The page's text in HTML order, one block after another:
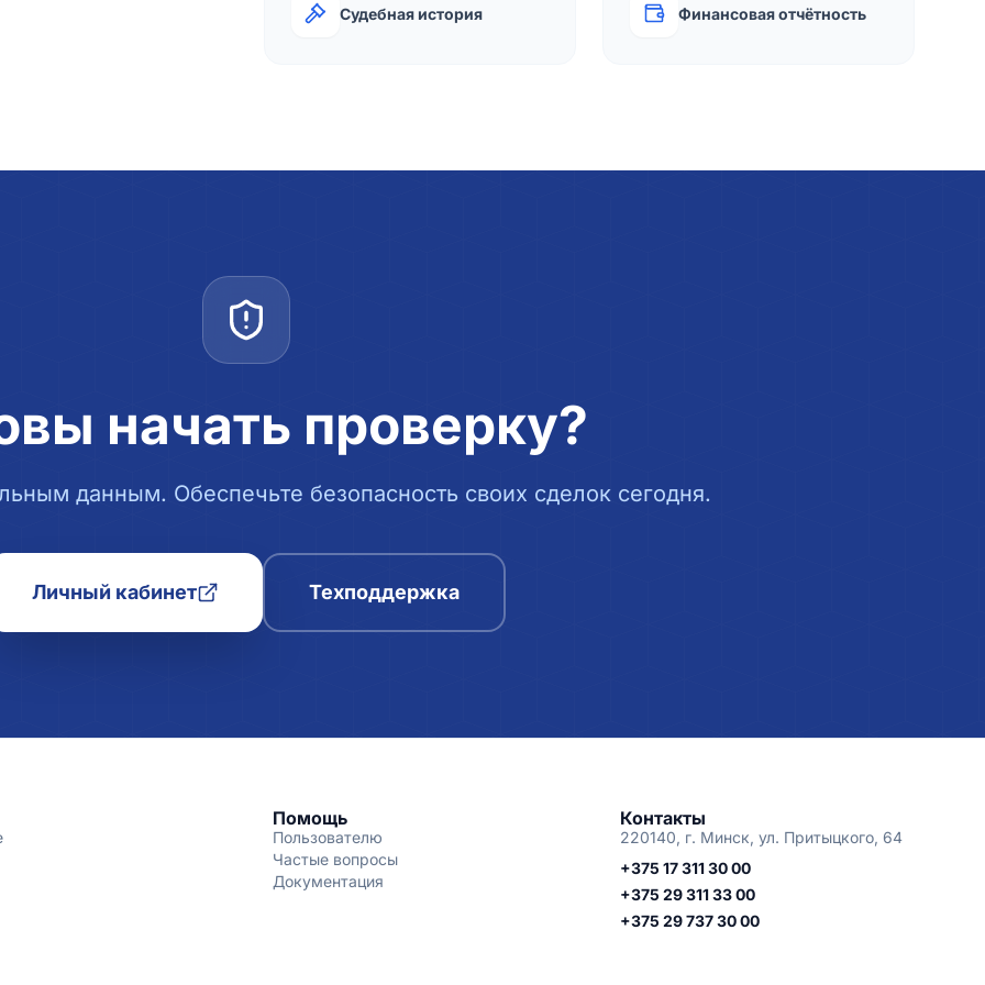
Судебная история Финансовая отчётность
начать проверку?
данным. Обеспечьте безопасность своих сделок сегодня.
Личный кабинет Техподдержка
Помощь
Пользователю
Частые вопросы
Документация
Контакты
220140, г. Минск, ул. Притыцкого, 64
+375 17 311 30 00
+375 29 311 33 00
+375 29 737 30 00